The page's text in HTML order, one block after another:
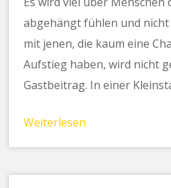
abgehängt fühlen und
mit jenen, die kaum eine
Aufstieg haben, wird nicht
Gastbeitrag. In einer
Weiterlesen